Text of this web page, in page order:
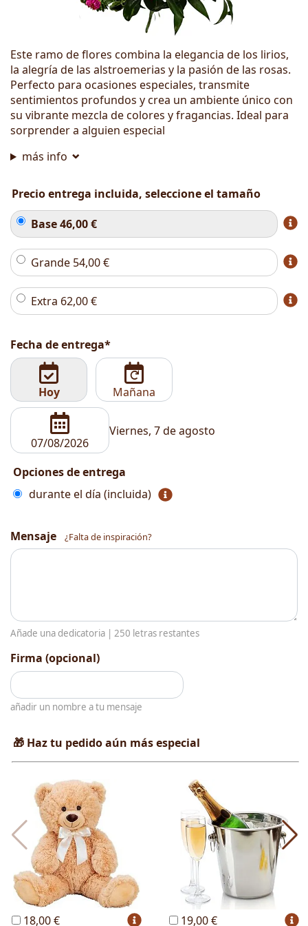
Este ramo de flores combina la elegancia de los lirios,
la alegría de las alstroemerias y la pasión de las rosas.
Perfecto para ocasiones especiales, transmite
sentimientos profundos y crea un ambiente único con
su vibrante mezcla de colores y fragancias. Ideal para
sorprender a alguien especial
más info
Precio entrega incluida, seleccione el tamaño
Base46,00€
Grande 54,00€
Extra 62,00€
Fecha de entrega*
Hoy Mañana
Viernes, 7 de agosto
Opciones de entrega
durante el día (incluida)
Mensaje ¿Falta de inspiración?
Añade una dedicatoria | 250 letras restantes
Firma (opcional)
añadir un nombre a tu mensaje
🎁 Haz tu pedido aún más especial
18,00 € 19,00 €